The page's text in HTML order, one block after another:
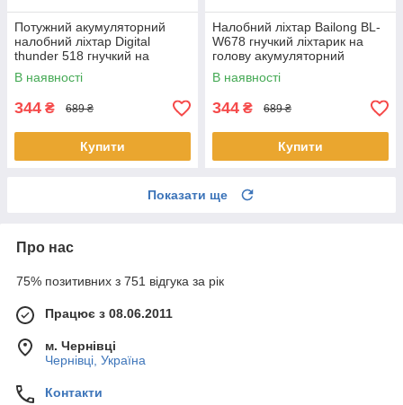
Потужний акумуляторний
налобний ліхтар Digital
thunder 518 гнучкий на
голову яскравий потужний з
датчиком руху XPE + COB
В наявності
344 ₴ 689 ₴
Купити
Налобний ліхтар Bailong BL-
W678 гнучкий ліхтарик на
голову акумуляторний
яскравий з датчиком руху
вологозахист
В наявності
344 ₴ 689 ₴
Купити
Показати ще
Про нас
75% позитивних з 751 відгука за рік
Працює з 08.06.2011
м. Чернівці
Чернівці, Україна
Контакти